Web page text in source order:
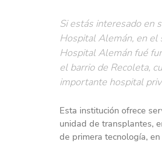
Si estás interesado en
Hospital Alemán, en el
Hospital Alemán fué
el barrio de Recoleta,
importante hospital
Esta institución ofrece
unidad de transplantes,
de primera tecnología,